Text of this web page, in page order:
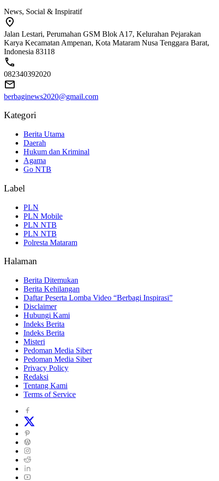
News, Social & Inspiratif
Jalan Lestari, Perumahan GSM Blok A17, Kelurahan Pejarakan
Karya Kecamatan Ampenan, Kota Mataram Nusa Tenggara Barat,
Indonesia 83118
082340392020
berbaginews2020@gmail.com
Kategori
Berita Utama
Daerah
Hukum dan Kriminal
Agama
Go NTB
Label
PLN
PLN Mobile
PLN NTB
PLN NTB
Polresta Mataram
Halaman
Berita Ditemukan
Berita Kehilangan
Daftar Peserta Lomba Video “Berbagi Inspirasi”
Disclaimer
Hubungi Kami
Indeks Berita
Indeks Berita
Misteri
Pedoman Media Siber
Pedoman Media Siber
Privacy Policy
Redaksi
Tentang Kami
Terms of Service